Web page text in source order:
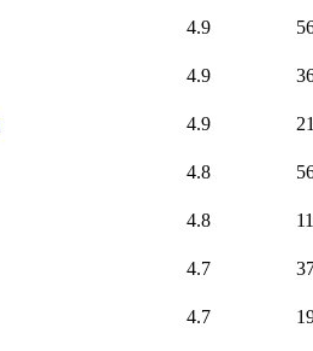
4.9
4.9
4.9
21
4.8
4.8
11
4.7
4.7